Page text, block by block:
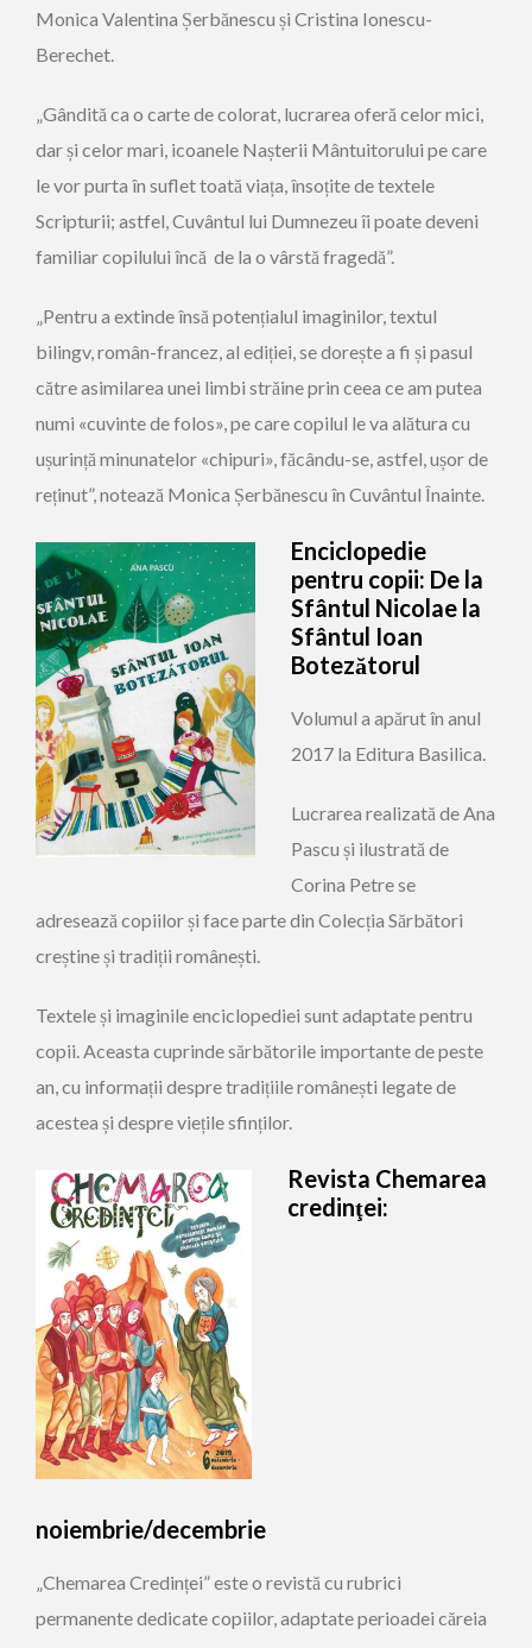
Monica Valentina Șerbănescu și Cristina Ionescu-
Berechet.
„Gândită ca o carte de colorat, lucrarea oferă celor mici,
dar și celor mari, icoanele Nașterii Mântuitorului pe care
le vor purta în suflet toată viața, însoțite de textele
Scripturii; astfel, Cuvântul lui Dumnezeu îi poate deveni
familiar copilului încă de la o vârstă fragedă”.
„Pentru a extinde însă potențialul imaginilor, textul
bilingv, român-francez, al ediției, se dorește a fi și pasul
către asimilarea unei limbi străine prin ceea ce am putea
numi «cuvinte de folos», pe care copilul le va alătura cu
ușurință minunatelor «chipuri», făcându-se, astfel, ușor de
reținut”, notează Monica Șerbănescu în Cuvântul Înainte.
Enciclopedie
pentru copii: De la
Sfântul Nicolae la
Sfântul Ioan
Botezătorul
Volumul a apărut în anul
2017 la Editura Basilica.
Lucrarea realizată de Ana
Pascu și ilustrată de
Corina Petre se
adresează copiilor și face parte din Colecția Sărbători
creștine și tradiții românești.
Textele și imaginile enciclopediei sunt adaptate pentru
copii. Aceasta cuprinde sărbătorile importante de peste
an, cu informații despre tradițiile românești legate de
acestea și despre viețile sfinților.
Revista Chemarea
credinţei:
noiembrie/decembrie
„Chemarea Credinței” este o revistă cu rubrici
permanente dedicate copiilor, adaptate perioadei căreia